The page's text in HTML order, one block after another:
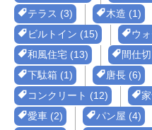
テラス (3)
木造 (1)
ビルトイン (15)
ウ
和風住宅 (13)
間仕
下駄箱 (1)
唐長 (6)
コンクリート (12)
愛車 (2)
パン屋 (4)